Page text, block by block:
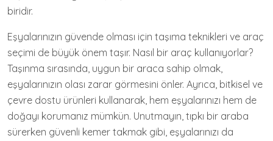
biridir.
Eşyalarınızın güvende olması için taşıma teknikleri ve araç
seçimi de büyük önem taşır. Nasıl bir araç kullanıyorlar?
Taşınma sırasında, uygun bir araca sahip olmak,
eşyalarınızın olası zarar görmesini önler. Ayrıca, bitkisel ve
çevre dostu ürünleri kullanarak, hem eşyalarınızı hem de
doğayı korumanız mümkün. Unutmayın, tıpkı bir araba
sürerken güvenli kemer takmak gibi, eşyalarınızı da